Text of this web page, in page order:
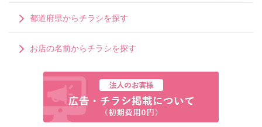
都道府県からチラシを探す
お店の名前からチラシを探す